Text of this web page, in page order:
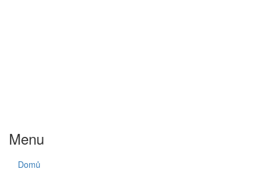
Menu
Domů